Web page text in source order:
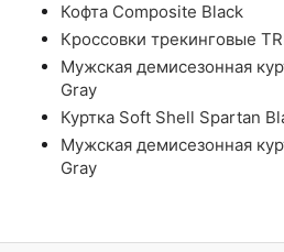
Кофта Composite Black
Кроссовки трекинговые
Мужская демисезонная
Gray
Куртка Soft Shell Spartan
Мужская демисезонная
Gray